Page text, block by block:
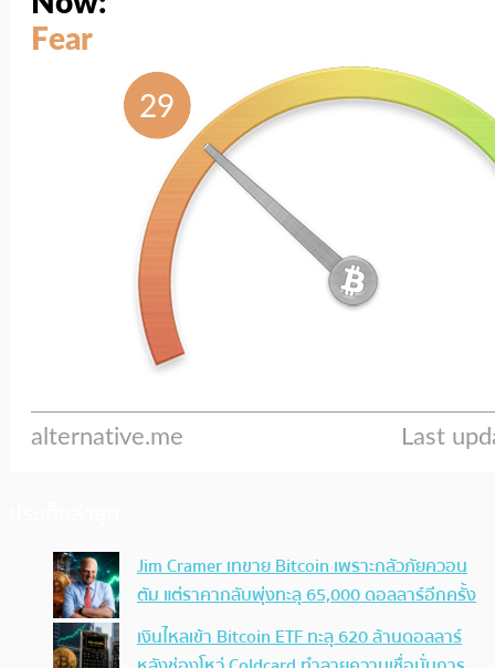
Jim Cramer เทขาย Bitcoin เพราะกลัวภัยควอน
ตัม แต่ราคากลับพุ่งทะลุ 65,000 ดอลลาร์อีกครั้ง
เงินไหลเข้า Bitcoin ETF ทะลุ 620 ล้านดอลลาร์